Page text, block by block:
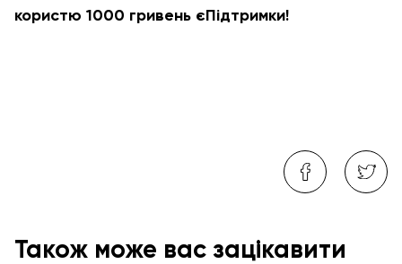
користю 1000 гривень єПідтримки!
Також може вас зацікавити